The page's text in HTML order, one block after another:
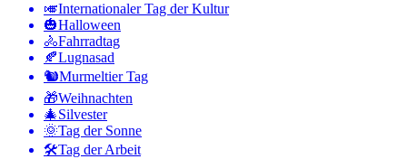
🎺Internationaler Tag der Kultur
🎃Halloween
🚴Fahrradtag
🍂Lugnasad
🐿Murmeltier Tag
🎁Weihnachten
🎄Silvester
🌞Tag der Sonne
🛠Tag der Arbeit